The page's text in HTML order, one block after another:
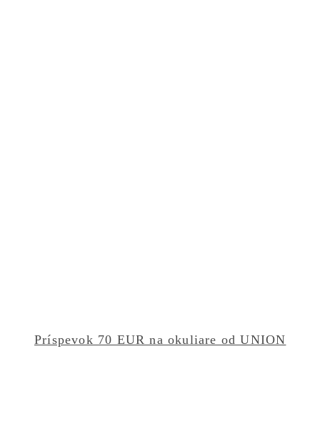
Príspevok 70 EUR na okuliare od UNION